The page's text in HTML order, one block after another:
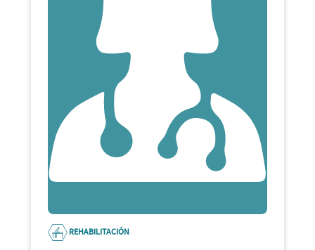
REHABILITACIÓN